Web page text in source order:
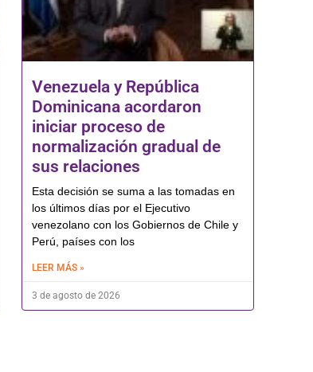
Venezuela y República
Dominicana acordaron
iniciar proceso de
normalización gradual de
sus relaciones
Esta decisión se suma a las tomadas en
los últimos días por el Ejecutivo
venezolano con los Gobiernos de Chile y
Perú, países con los
LEER MÁS »
3 de agosto de 2026